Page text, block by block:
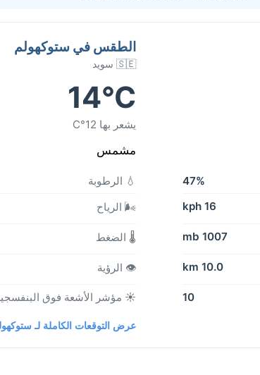
47%
16 kph
1007 mb
10.0 km
10
الطقس في ستوكهولم
🇸🇪 سويد
14°C
يشعر بها 12°C
مشمس
💧 الرطوبة
🌬️ الرياح
🌡️ الضغط
👁️ الرؤية
☀️ مؤشر الأشعة فوق
عرض التوقعات الكاملة لـ